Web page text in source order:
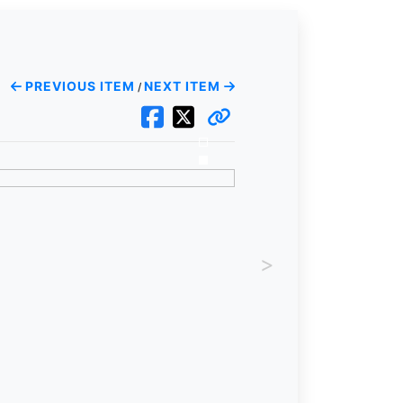
PREVIOUS ITEM / NEXT ITEM
>